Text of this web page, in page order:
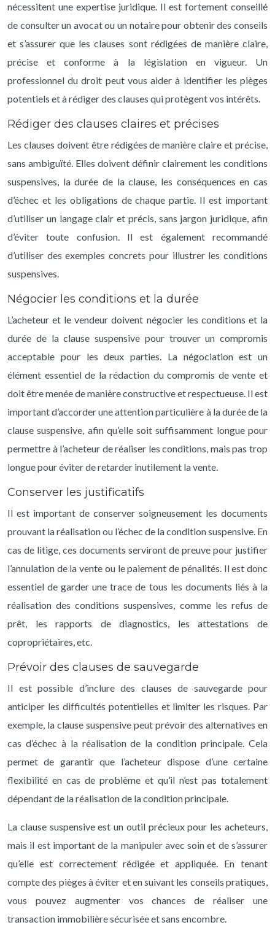
nécessitent une expertise juridique. Il est fortement conseillé
de consulter un avocat ou un notaire pour obtenir des conseils
et s’assurer que les clauses sont rédigées de manière claire,
précise et conforme à la législation en vigueur. Un
professionnel du droit peut vous aider à identifier les pièges
potentiels et à rédiger des clauses qui protègent vos intérêts.
Rédiger des clauses claires et précises
Les clauses doivent être rédigées de manière claire et précise,
sans ambiguïté. Elles doivent définir clairement les conditions
suspensives, la durée de la clause, les conséquences en cas
d’échec et les obligations de chaque partie. Il est important
d’utiliser un langage clair et précis, sans jargon juridique, afin
d’éviter toute confusion. Il est également recommandé
d’utiliser des exemples concrets pour illustrer les conditions
suspensives.
Négocier les conditions et la durée
L’acheteur et le vendeur doivent négocier les conditions et la
durée de la clause suspensive pour trouver un compromis
acceptable pour les deux parties. La négociation est un
élément essentiel de la rédaction du compromis de vente et
doit être menée de manière constructive et respectueuse. Il est
important d’accorder une attention particulière à la durée de la
clause suspensive, afin qu’elle soit suffisamment longue pour
permettre à l’acheteur de réaliser les conditions, mais pas trop
longue pour éviter de retarder inutilement la vente.
Conserver les justificatifs
Il est important de conserver soigneusement les documents
prouvant la réalisation ou l’échec de la condition suspensive. En
cas de litige, ces documents serviront de preuve pour justifier
l’annulation de la vente ou le paiement de pénalités. Il est donc
essentiel de garder une trace de tous les documents liés à la
réalisation des conditions suspensives, comme les refus de
prêt, les rapports de diagnostics, les attestations de
copropriétaires, etc.
Prévoir des clauses de sauvegarde
Il est possible d’inclure des clauses de sauvegarde pour
anticiper les difficultés potentielles et limiter les risques. Par
exemple, la clause suspensive peut prévoir des alternatives en
cas d’échec à la réalisation de la condition principale. Cela
permet de garantir que l’acheteur dispose d’une certaine
flexibilité en cas de problème et qu’il n’est pas totalement
dépendant de la réalisation de la condition principale.
La clause suspensive est un outil précieux pour les acheteurs,
mais il est important de la manipuler avec soin et de s’assurer
qu’elle est correctement rédigée et appliquée. En tenant
compte des pièges à éviter et en suivant les conseils pratiques,
vous pouvez augmenter vos chances de réaliser une
transaction immobilière sécurisée et sans encombre.